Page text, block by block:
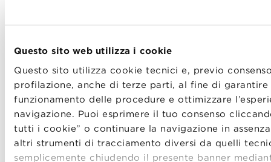
Questo sito web utilizza i cookie
Questo sito utilizza cookie tecnici e, previo
profilazione, anche di terze parti, al fine di
funzionamento delle procedure e ottimizzare
navigazione. Puoi esprimere il tuo consenso
tutti i cookie” o continuare la navigazione in
altri strumenti di tracciamento diversi da quelli
semplicemente chiudendo il presente banner
Etiopia, in Niger (dove ha realizzato
reportage sull’espansione dell’Islam
fondamentalista), Nigeria (dove ha
intervistato in esclusiva Safya, la donna
condannata alla lapidazione per adulterio),
Sudafrica, Cambogia (dove ha realizzato
documentari storici e sul traffico di bambini)